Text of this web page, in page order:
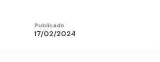
Publicado
17/02/2024